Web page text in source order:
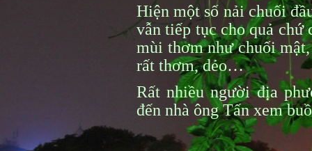
Hiện một số nải chuối
vẫn tiếp tục cho quả chứ
mùi thơm như chuối
rất thơm, dẻo…
Rất nhiều người địa
đến nhà ông Tấn xem